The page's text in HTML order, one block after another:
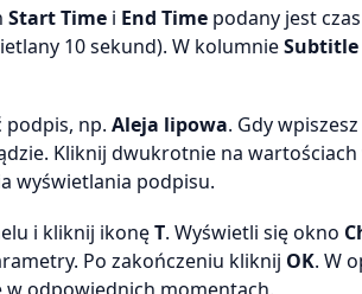
Start Time i End Time podany jest
10 sekund). W kolumnie
podpis, np. Aleja lipowa. Gdy
Kliknij dwukrotnie na
wyświetlania podpisu.
i kliknij ikonęT. Wyświetli się okno
Po zakończeniu kliknij OK. W
odpowiednich momentach.